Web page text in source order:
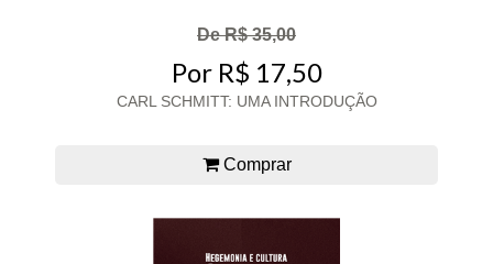
De R$ 35,00
Por R$ 17,50
CARL SCHMITT: UMA INTRODUÇÃO
Comprar